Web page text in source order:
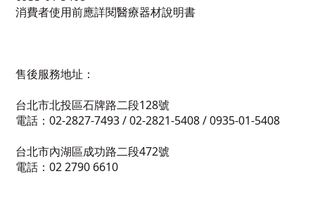
消費者使用前應詳閱醫療器材說明書
售後服務地址：
台北市北投區石牌路二段128號
電話：02-2827-7493 / 02-2821-5408 / 0935-01-5408
台北市內湖區成功路二段472號
電話：02 2790 6610